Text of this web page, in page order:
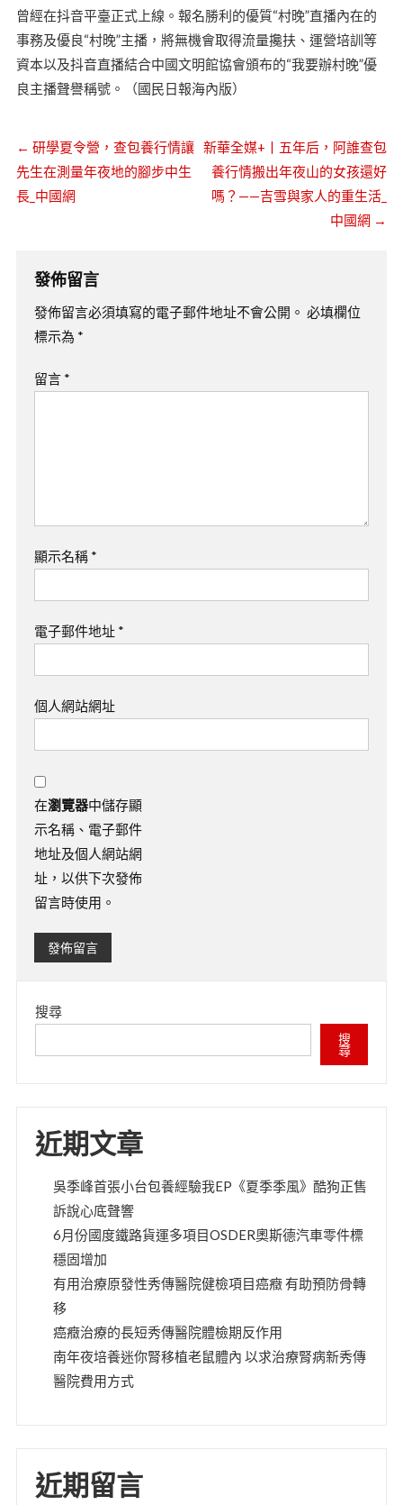
曾經在抖音平臺正式上線。報名勝利的優質“村晚”直播內在的
事務及優良“村晚”主播，將無機會取得流量攙扶、運營培訓等
資本以及抖音直播結合中國文明館協會頒布的“我要辦村晚”優
良主播聲譽稱號。（國民日報海內版）
← 研學夏令營，查包養行情讓
先生在測量年夜地的腳步中生
長_中國網
新華全媒+丨五年后，阿誰查包
養行情搬出年夜山的女孩還好
嗎？——吉雪與家人的重生活_
中國網 →
發佈留言
發佈留言必須填寫的電子郵件地址不會公開。 必填欄位
標示為 *
留言 *
顯示名稱 *
電子郵件地址 *
個人網站網址
在瀏覽器中儲存顯
示名稱、電子郵件
地址及個人網站網
址，以供下次發佈
留言時使用。
搜尋
搜
尋
近期文章
吳季峰首張小台包養經驗我EP《夏季季風》酷狗正售
訴說心底聲響
6月份國度鐵路貨運多項目OSDER奧斯德汽車零件標
穩固增加
有用治療原發性秀傳醫院健檢項目癌癥 有助預防骨轉
移
癌癥治療的長短秀傳醫院體檢期反作用
南年夜培養迷你腎移植老鼠體內 以求治療腎病新秀傳
醫院費用方式
近期留言